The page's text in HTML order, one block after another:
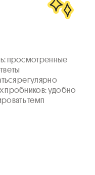
просмотренные
регулярно
пробников: удобно
темп